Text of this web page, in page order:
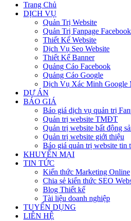
Trang Chủ
DỊCH VỤ
Quản Trị Website
Quản Trị Fanpage Facebook
Thiết Kế Website
Dịch Vụ Seo Website
Thiết Kế Banner
Quảng Cáo Facebook
Quảng Cáo Google
Dịch Vụ Xác Minh Google
DỰ ÁN
BÁO GIÁ
Báo giá dịch vụ quản trị
Quản trị website TMĐT
Quản trị website bất động
Quản trị website giới thiệu
Báo giá quản trị website tin
KHUYẾN MẠI
TIN TỨC
Kiến thức Marketing Online
Chia sẻ kiến thức SEO
Blog Thiết kế
Tài liệu doanh nghiệp
TUYỂN DỤNG
LIÊN HỆ